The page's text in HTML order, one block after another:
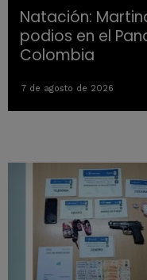
Natación:
podios en el
Colombia
7 de agosto de 2026